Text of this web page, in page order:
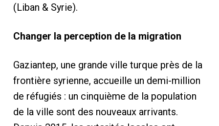
(Liban & Syrie).
Changer la perception de la migration
Gaziantep, une grande ville turque près de la
frontière syrienne, accueille un demi-million
de réfugiés : un cinquième de la population
de la ville sont des nouveaux arrivants.